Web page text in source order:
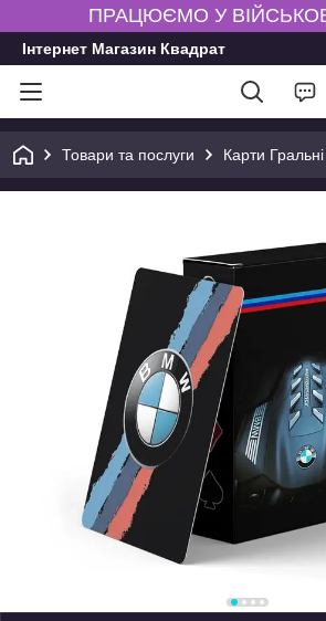
ПРАЦЮЄМО У
Інтернет Магазин Квадрат
Товари та послуги Карти Гральні